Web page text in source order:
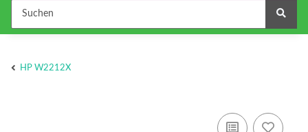
HP W2212X